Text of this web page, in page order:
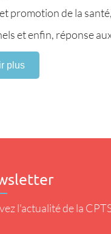
promotion de la
et enfin, réponse
plus
l'actualité de la